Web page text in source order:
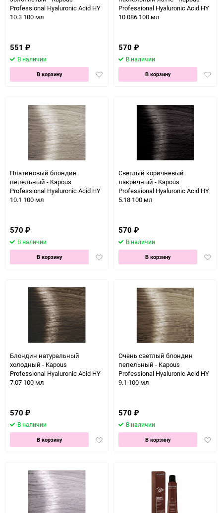
Professional Hyaluronic Acid HY
10.3 100 мл
551 ₽
В наличии
Добавить
В корзину
Professional Hyaluronic Acid HY
10.086 100 мл
570 ₽
В наличии
В корзину
Платиновый блондин
пепельный - Kapous
Professional Hyaluronic Acid HY
10.1 100 мл
570 ₽
В наличии
Добавить
В корзину
Светлый коричневый
лакричный - Kapous
Professional Hyaluronic Acid HY
5.18 100 мл
570 ₽
В наличии
В корзину
Блондин натуральный
холодный - Kapous
Professional Hyaluronic Acid HY
7.07 100 мл
570 ₽
В наличии
Добавить
В корзину
Очень светлый блондин
пепельный - Kapous
Professional Hyaluronic Acid HY
9.1 100 мл
570 ₽
В наличии
В корзину